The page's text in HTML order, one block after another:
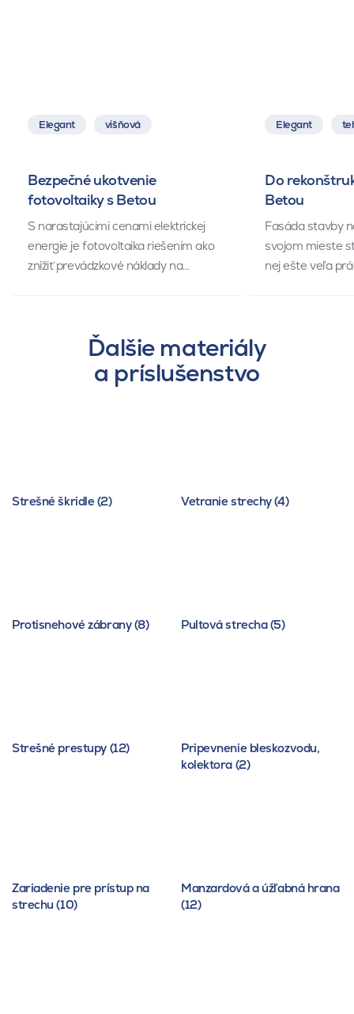
Elegant višňová
Bezpečné ukotvenie
fotovoltaiky s Betou
S narastajúcimi cenami elektrickej
energie je fotovoltaika riešením ako
znížiť prevádzkové náklady na…
Elegant
Do
Betou
Fasáda stavby
svojom mieste
nej ešte veľa
Ďalšie materiály
a príslušenstvo
Strešné škridle (2) Vetranie strechy (4)
Protisnehové zábrany (8) Pultová strecha (5)
Strešné prestupy (12)
Pripevnenie bleskozvodu,
kolektora (2)
Zariadenie pre prístup na
strechu (10)
Manzardová a úžľabná hrana
(12)